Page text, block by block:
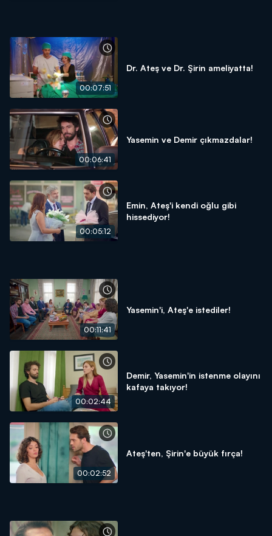
00:07:51
Dr. Ateş ve Dr. Şirin ameliyatta!
00:06:41
Yasemin ve Demir çıkmazdalar!
00:05:12
Emin, Ateş'i kendi oğlu gibi
hissediyor!
00:11:41
Yasemin'i, Ateş'e istediler!
00:02:44
Demir, Yasemin'in istenme olayını
kafaya takıyor!
00:02:52
Ateş'ten, Şirin'e büyük fırça!